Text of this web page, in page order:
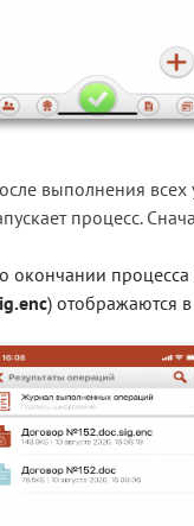
выполнения всех
процесс.
окончании
enc) отображаются